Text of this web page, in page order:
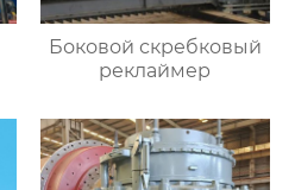
Боковой скребковый
реклаймер